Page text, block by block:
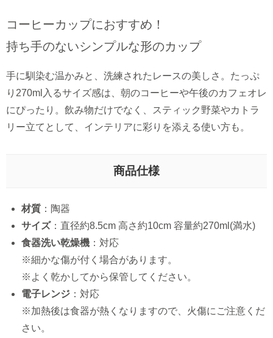
コーヒーカップにおすすめ！
持ち手のないシンプルな形のカップ
手に馴染む温かみと、洗練されたレースの美しさ。たっぷ
り270ml入るサイズ感は、朝のコーヒーや午後のカフェオレ
にぴったり。飲み物だけでなく、スティック野菜やカトラ
リー立てとして、インテリアに彩りを添える使い方も。
商品仕様
材質 ：陶器
サイズ：直径約8.5cm 高さ約10cm 容量約270ml(満水)
食器洗い乾燥機 ：対応
※細かな傷が付く場合があります。
※よく乾かしてから保管してください。
電子レンジ ：対応
※加熱後は食器が熱くなりますので、火傷にご注意くだ
さい。